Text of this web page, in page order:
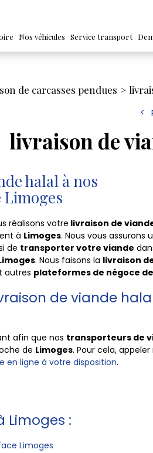
Nos véhicules Service transport
de carcasses pendues
livraison de
halal à nos
réalisons votre livraison de
à Limoges. Nous vous assurons
de transporter votre viande
. Nous faisons la livraison
autres plateformes de négoce
de viande
afin que nos transporteurs de
de Limoges. Pour cela, appeler
en ligne à votre disposition.
Limoges :
Limoges